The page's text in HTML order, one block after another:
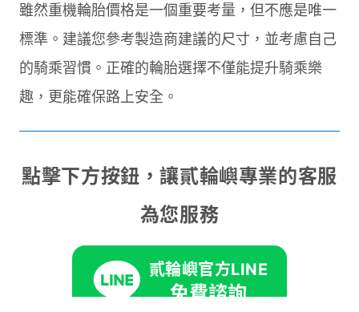
雖然重機輪胎價格是一個重要考量，但不應是唯一
標準。建議您參考製造商建議的尺寸，並考慮自己
的騎乘習慣。正確的輪胎選擇不僅能提升騎乘樂
趣，更能確保路上安全。
點擊下方按鈕，讓貳輪嶼專業的客服
為您服務
貳輪嶼官方LINE
免費諮詢